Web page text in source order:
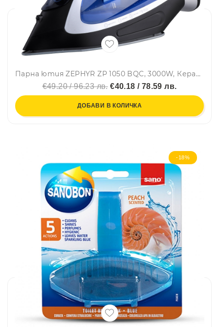
Парна ютия ZEPHYR ZP 1050 BQC, 3000W, Керамична плоча, Вертикално гладене, Самопочистване, Черен/син
€49.20 / 96.23 лв.€40.18 / 78.59 лв.
ДОБАВИ В КОЛИЧКА
-18%